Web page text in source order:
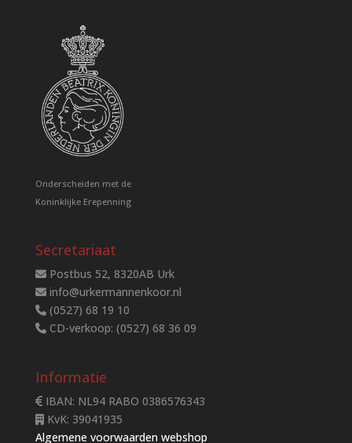
Onderscheiden met de
Koninklijke Erepenning
Secretariaat
Postbus 52, 8320AB Urk
info@urkermannenkoor.nl
(0527) 68 19 10
CD-verkoop: (0527) 68 36 09
Informatie
IBAN: NL94 RABO 0386576343
KvK: 39041935
Algemene voorwaarden webshop